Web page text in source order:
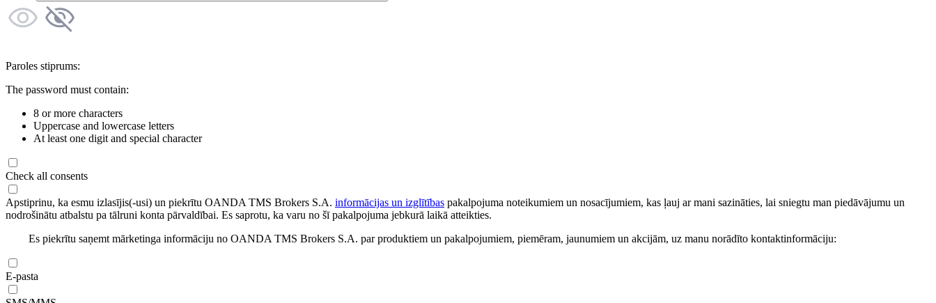
Paroles stiprums:
The password must contain:
8 or more characters
Uppercase and lowercase letters
At least one digit and special character
Check all consents
Apstiprinu, ka esmu izlasījis(-usi) un piekrītu OANDA TMS Brokers S.A. informācijas un izglītības pakalpojuma noteikumiem un nosacījumiem, kas ļauj ar mani sazināties, lai sniegtu man piedāvājumu un
nodrošinātu atbalstu pa tālruni konta pārvaldībai. Es saprotu, ka varu no šī pakalpojuma jebkurā laikā atteikties.
Es piekrītu saņemt mārketinga informāciju no OANDA TMS Brokers S.A. par produktiem un pakalpojumiem, piemēram, jaunumiem un akcijām, uz manu norādīto kontaktinformāciju:
E-pasta